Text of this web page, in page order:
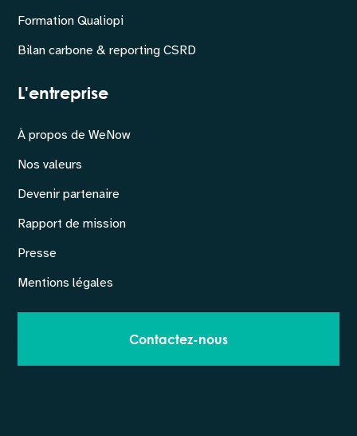
Formation Qualiopi
Bilan carbone & reporting CSRD
L'entreprise
À propos de WeNow
Nos valeurs
Devenir partenaire
Rapport de mission
Presse
Mentions légales
Contactez-nous